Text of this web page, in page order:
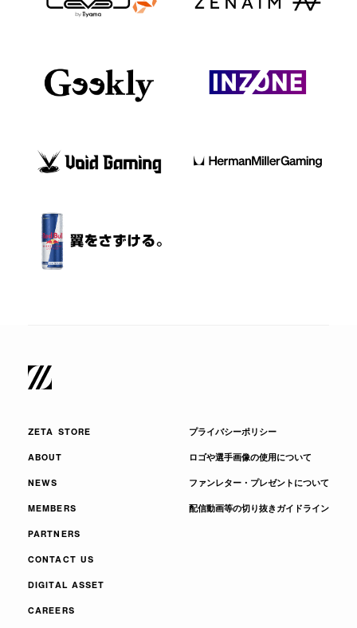
ZETA STORE
ABOUT
NEWS
MEMBERS
PARTNERS
CONTACT US
DIGITAL ASSET
CAREERS
プライバシーポリシー
ロゴや選手画像の使用について
ファンレター・プレゼントについて
配信動画等の切り抜きガイドライン